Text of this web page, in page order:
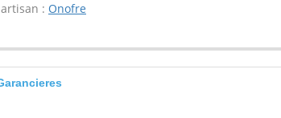
: Onofre